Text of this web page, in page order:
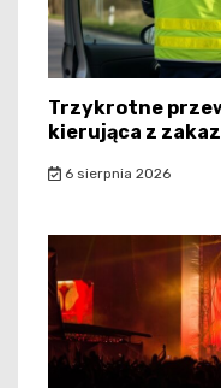
Trzykrotne
kierująca z
6 sierpnia 2026